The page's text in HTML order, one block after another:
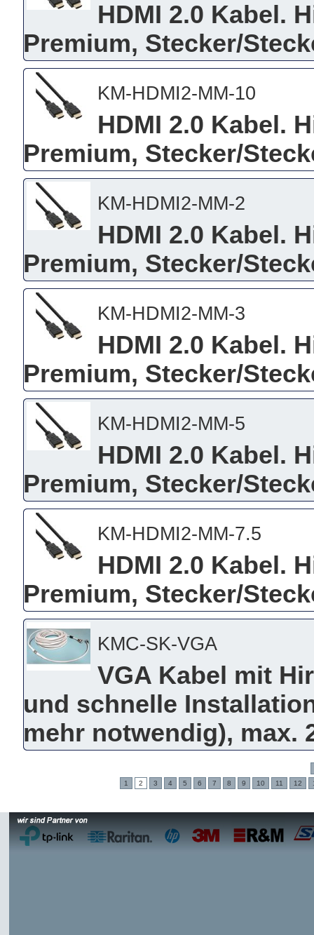
HDMI 2.0 Kabel.
Premium, Stecker/
KM-HDMI2-MM-10
HDMI 2.0 Kabel.
Premium, Stecker/
KM-HDMI2-MM-2
HDMI 2.0 Kabel.
Premium, Stecker/
KM-HDMI2-MM-3
HDMI 2.0 Kabel.
Premium, Stecker/
KM-HDMI2-MM-5
HDMI 2.0 Kabel.
Premium, Stecker/
KM-HDMI2-MM-7.5
HDMI 2.0 Kabel.
Premium, Stecker/
KMC-SK-VGA
VGA Kabel mit
und schnelle
mehr notwendig), max.
1 2 3 4 5 6 7 8 9 10 11 12